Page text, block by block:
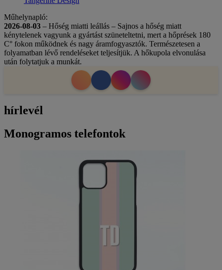
Műhelynapló:
2026-08-03 – Hőség miatti leállás – Sajnos a hőség miatt
kénytelenek vagyunk a gyártást szüneteltetni, mert a hőprések 180
C° fokon működnek és nagy áramfogyasztók. Természetesen a
folyamatban lévő rendeléseket teljesítjük. A hőkupola elvonulása
után folytatjuk a munkát.
hírlevél
Monogramos telefontok